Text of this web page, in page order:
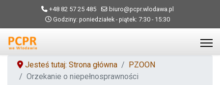
+48 82 57 25 485
biuro@pcpr.wlodawa.pl
Godziny: poniedziałek - piątek: 7:30 - 15:30
Jesteś tutaj: Strona główna
PZOON
Orzekanie o niepełnosprawności